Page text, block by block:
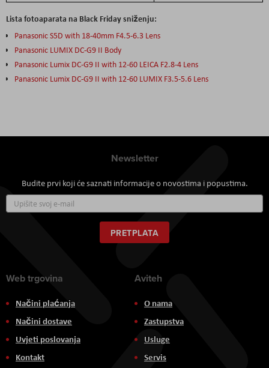
Lista fotoaparata na Black Friday sniženju:
Panasonic S5D with 18-40mm F4.5-6.3 Lens
Panasonic LUMIX DC-G9 II Body
Panasonic Lumix DC-G9 II with 12-60 LEICA F2.8-4 Lens
Panasonic Lumix DC-G9 II with 12-60 LUMIX F3.5-5.6 Lens
Newsletter
Budite prvi koji će saznati informacije o novostima i popustima.
se
za
naš
newsletter:
PRETPLATA
Web trgovina
Načini plaćanja
Načini dostave
Uvjeti poslovanja
Kontakt
Aviteh
O nama
Zastupstva
Usluge
Servis